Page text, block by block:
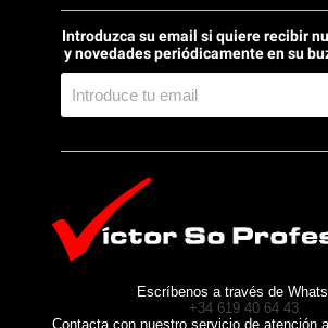
Introduzca su email si quiere recibir
y novedades periódicamente en su
Escríbenos a través de
+34 619 40 64 43
Contacta con nuestro servicio de atención